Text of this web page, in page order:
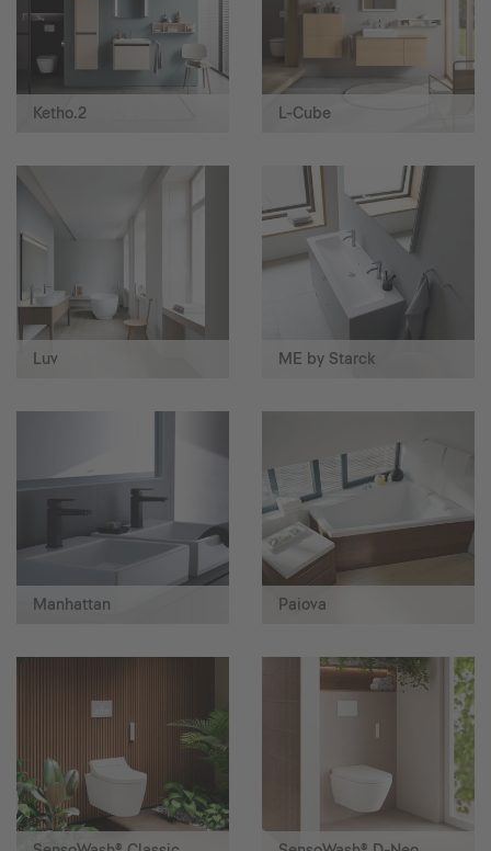
Ketho.2 L-Cube
Luv ME by Starck
Manhattan Paiova